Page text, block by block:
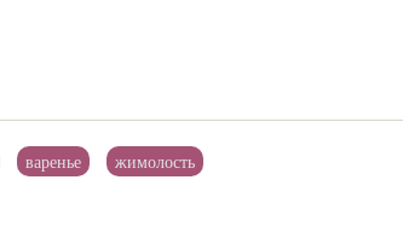
варенье жимолость